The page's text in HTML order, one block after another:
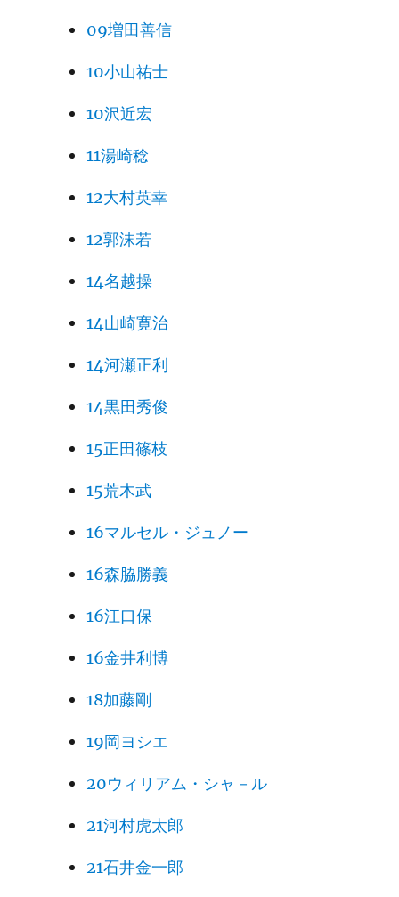
09増田善信
10小山祐士
10沢近宏
11湯崎稔
12大村英幸
12郭沫若
14名越操
14山崎寛治
14河瀬正利
14黒田秀俊
15正田篠枝
15荒木武
16マルセル・ジュノー
16森脇勝義
16江口保
16金井利博
18加藤剛
19岡ヨシエ
20ウィリアム・シャ－ル
21河村虎太郎
21石井金一郎